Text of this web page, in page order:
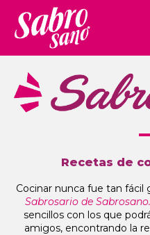
Recetas de
Cocinar nunca fue tan fácil
Sabrosario de Sabrosano.
sencillos con los que
amigos, encontrando la